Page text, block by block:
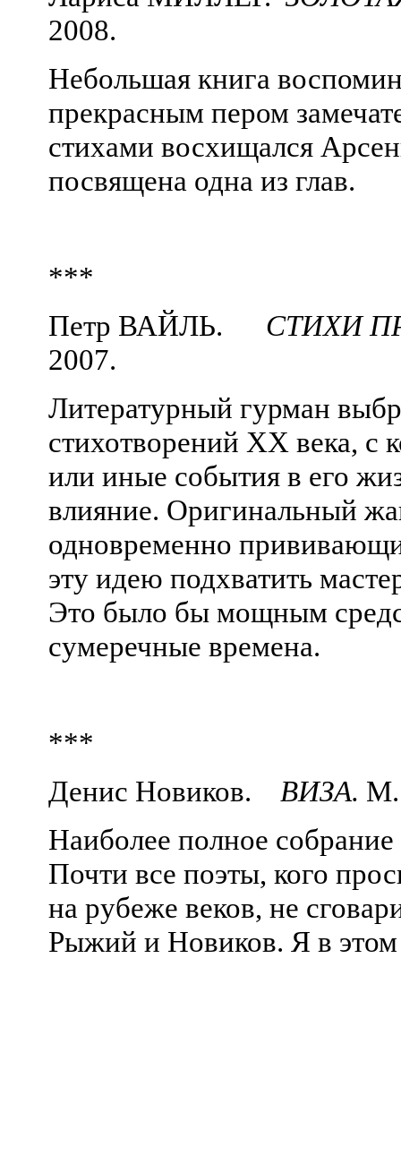
2008.
Небольшая книга
прекрасным пером
стихами восхищался
посвящена одна из глав.
***
Петр ВАЙЛЬ. СТИХИ
2007.
Литературный гурман
стихотворений ХХ века, с
или иные события в его
влияние. Оригинальный
одновременно
эту идею подхватить
Это было бы мощным
сумеречные времена.
***
Денис Новиков. ВИЗА. М.
Наиболее полное
Почти все поэты, кого
на рубеже веков, не
Рыжий и Новиков. Я в